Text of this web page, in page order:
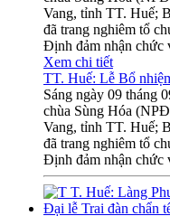
Vang, tỉnh TT. Huế;
đã trang nghiêm tổ
Định đảm nhận chức
Xem chi tiết
TT. Huế: Lễ Bổ
Sáng ngày 09 tháng
chùa Sùng Hóa
Vang, tỉnh TT. Huế;
đã trang nghiêm tổ
Định đảm nhận chức